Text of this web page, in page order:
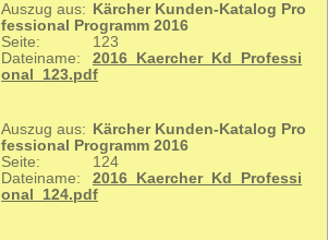
Auszug aus:
Kärcher Kunden-Katalog Pro
fessional Programm 2016
Seite:
123
Dateiname:
2016_Kaercher_Kd_Professi
onal_123.pdf
Auszug aus:
Kärcher Kunden-Katalog Pro
fessional Programm 2016
Seite:
124
Dateiname:
2016_Kaercher_Kd_Professi
onal_124.pdf